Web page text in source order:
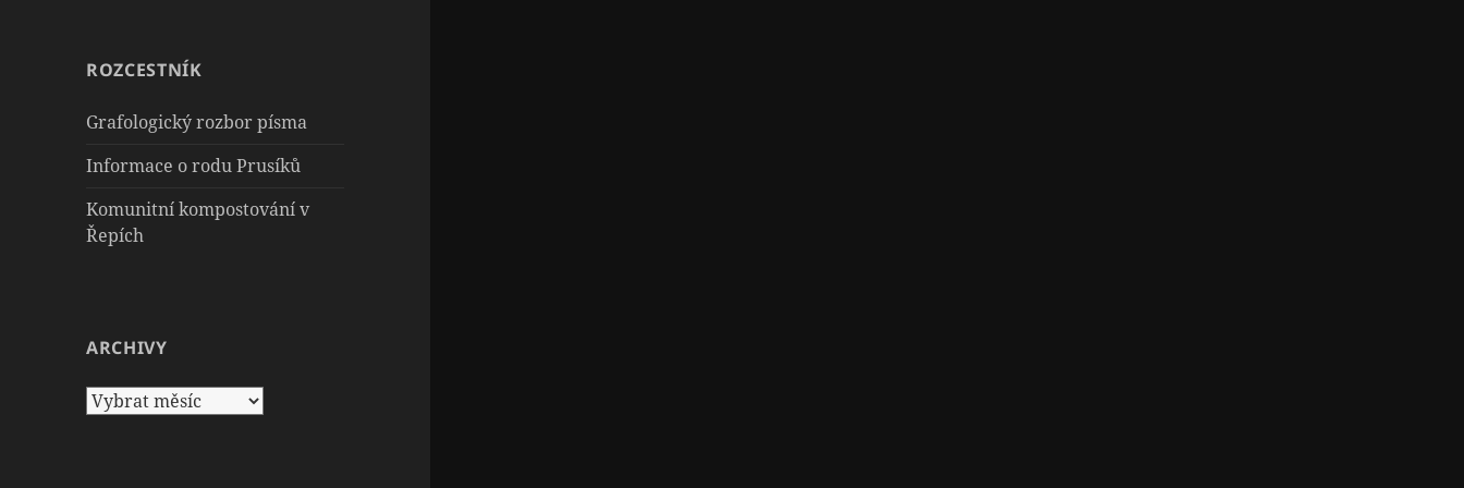
ROZCESTNÍK
Grafologický rozbor písma
Informace o rodu Prusíků
Komunitní kompostování v
Řepích
ARCHIVY
Archivy